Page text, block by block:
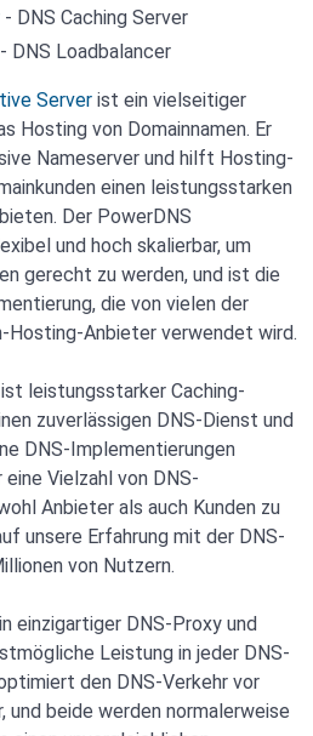
- DNS Caching Server
- DNS Loadbalancer
Serverist ein vielseitiger
Hosting von Domainnamen. Er
Nameserver und hilft Hosting-
einen leistungsstarken
Der PowerDNS
und hoch skalierbar, um
gerecht zu werden, und ist die
die von vielen der
Anbieter verwendet wird.
leistungsstarker Caching-
zuverlässigen DNS-Dienst und
DNS-Implementierungen
Vielzahl von DNS-
Anbieter als auch Kunden zu
unsere Erfahrung mit der DNS-
von Nutzern.
einzigartiger DNS-Proxy und
Leistung in jeder DNS-
den DNS-Verkehr vor
und beide werden normalerweise